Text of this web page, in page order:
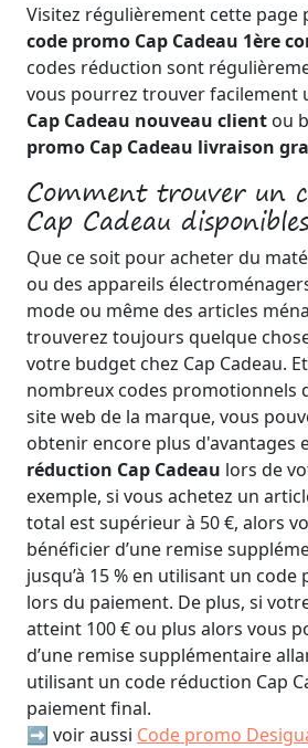
Visitez régulièrement cette page
code promo Cap Cadeau 1ère
codes réduction sont
vous pourrez trouver facilement
Cap Cadeau nouveau client ou
promo Cap Cadeau livraison
Comment trouver un
Cap Cadeau disponibles
Que ce soit pour acheter du
ou des appareils
mode ou même des articles
trouverez toujours quelque
votre budget chez Cap Cadeau.
nombreux codes promotionnels
site web de la marque, vous
obtenir encore plus d'avantages
réduction Cap Cadeau lors de
exemple, si vous achetez un
total est supérieur à 50 €, alors
bénéficier d’une remise
jusqu’à 15 % en utilisant un code
lors du paiement. De plus, si
atteint 100 € ou plus alors vous
d’une remise supplémentaire
utilisant un code réduction Cap
paiement final.
➡️ voir aussi Code promo